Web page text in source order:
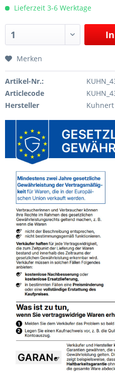
Lieferzeit 3-6 Werktage
Merken
Artikel-Nr.:
Articlecode
Hersteller